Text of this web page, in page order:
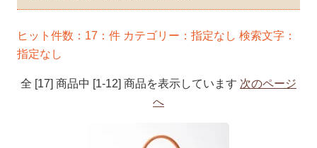
ヒット件数：17：件 カテゴリー：指定なし 検索文字：
指定なし
全 [17] 商品中 [1-12] 商品を表示しています 次のページ
へ